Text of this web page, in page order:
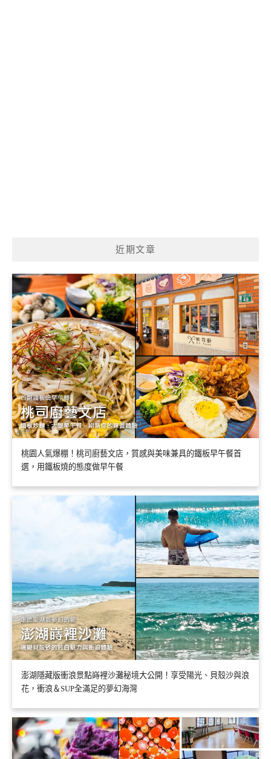
近期文章
桃園人氣爆棚！桃司廚藝文店，質感與美味兼具的鐵板早午餐首
選，用鐵板燒的態度做早午餐
澎湖隱藏版衝浪景點嵵裡沙灘秘境大公開！享受陽光、貝殼沙與浪
花，衝浪＆SUP全滿足的夢幻海灣